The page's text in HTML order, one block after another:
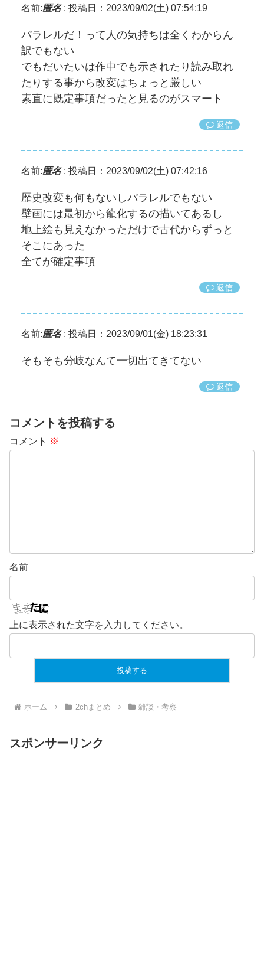
名前:匿名: 投稿日：2023/09/02(土) 07:54:19
パラレルだ！って人の気持ちは全くわからん
訳でもない
でもだいたいは作中でも示されたり読み取れ
たりする事から改変はちょっと厳しい
素直に既定事項だったと見るのがスマート
返信
名前:匿名: 投稿日：2023/09/02(土) 07:42:16
歴史改変も何もないしパラレルでもない
壁画には最初から龍化するの描いてあるし
地上絵も見えなかっただけで古代からずっと
そこにあった
全てが確定事項
返信
名前:匿名: 投稿日：2023/09/01(金) 18:23:31
そもそも分岐なんて一切出てきてない
返信
コメントを投稿する
コメント ※
名前
上に表示された文字を入力してください。
ホーム 2chまとめ 雑談・考察
スポンサーリンク